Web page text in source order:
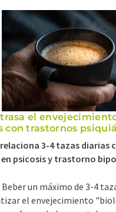
el
con trastornos
3-4 tazas diarias
psicosis y trastorno
Beber un máximo de 3-4
el envejecimiento